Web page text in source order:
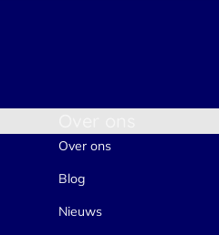
Over ons
Blog
Nieuws